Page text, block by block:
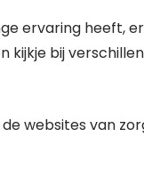
ervaring heeft,
kijkje bij
websites van